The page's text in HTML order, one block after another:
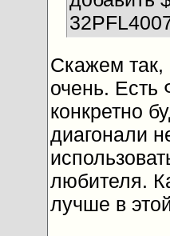
Скажем
очень.
конкретно
диагонали
любителя.
лучше в